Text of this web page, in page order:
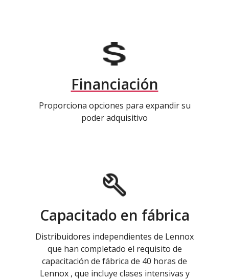
Financiación
Proporciona opciones para expandir su
poder adquisitivo
Capacitado en fábrica
Distribuidores independientes de Lennox
que han completado el requisito de
capacitación de fábrica de 40 horas de
Lennox , que incluye clases intensivas y